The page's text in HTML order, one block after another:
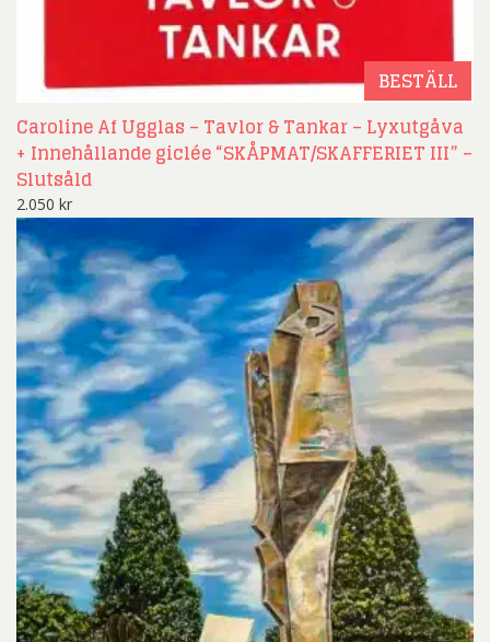
BESTÄLL
Caroline Af Ugglas – Tavlor & Tankar – Lyxutgåva
+ Innehållande giclée “SKÅPMAT/SKAFFERIET III” –
Slutsåld
2.050 kr